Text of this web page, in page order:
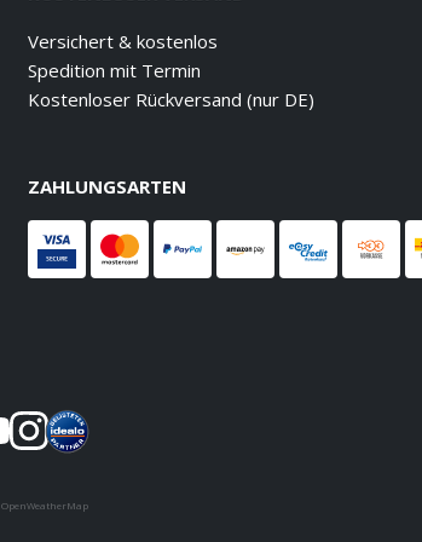
Versichert & kostenlos
Spedition mit Termin
Kostenloser Rückversand (nur DE)
ZAHLUNGSARTEN
OpenWeatherMap